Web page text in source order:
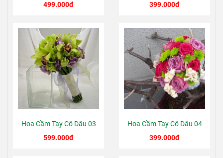
499.000đ
399.000đ
Hoa Cầm Tay Cô Dâu 03
599.000đ
Hoa Cầm Tay Cô Dâu 04
399.000đ